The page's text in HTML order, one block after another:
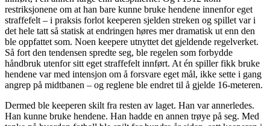
restriksjonene om at han bare kunne bruke hendene innenfor eget
straffefelt – i praksis forlot keeperen sjelden streken og spillet var i
det hele tatt så statisk at endringen høres mer dramatisk ut enn den
ble oppfattet som. Noen keepere utnyttet det gjeldende regelverket.
Så fort den tendensen spredte seg, ble regelen som forbydde
håndbruk utenfor sitt eget straffefelt innført. At én spiller fikk bruke
hendene var med intensjon om å forsvare eget mål, ikke sette i gang
angrep på midtbanen – og reglene ble endret til å gjelde 16-meteren.
Dermed ble keeperen skilt fra resten av laget. Han var annerledes.
Han kunne bruke hendene. Han hadde en annen trøye på seg. Med